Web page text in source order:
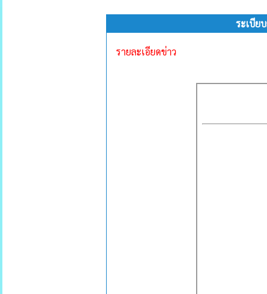
ระเบีย
รายละเอียดข่าว